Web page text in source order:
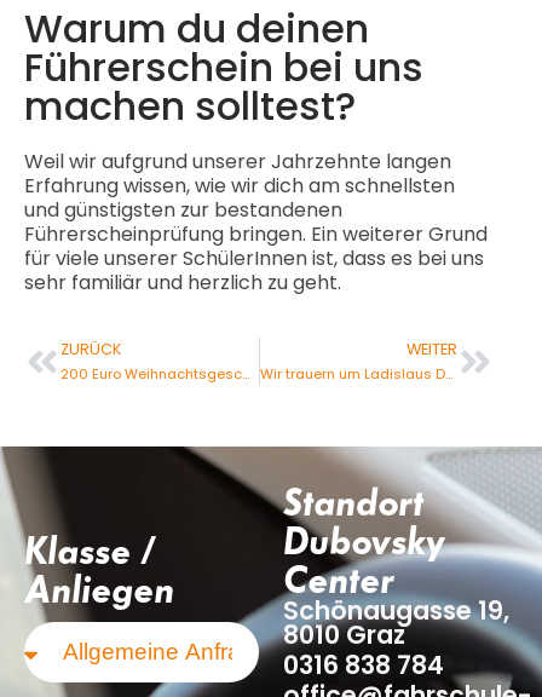
Warum du deinen
Führerschein bei uns
machen solltest?
Weil wir aufgrund unserer Jahrzehnte langen
Erfahrung wissen, wie wir dich am schnellsten
und günstigsten zur bestandenen
Führerscheinprüfung bringen. Ein weiterer Grund
für viele unserer SchülerInnen ist, dass es bei uns
sehr familiär und herzlich zu geht.
ZURÜCK
200 Euro Weihnachtsgeschenk für dich
WEITER
Wir trauern um Ladislaus Dubovszky (1922-2018)
Standort
Dubovsky
Center
Schönaugasse 19,
8010 Graz
0316 838 784
Klasse /
Anliegen